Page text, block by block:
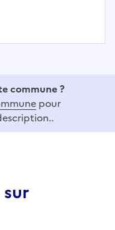
commune ?
pour